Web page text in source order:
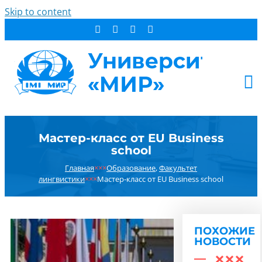
Skip to content
СТУДЕНТУ
ОБ УНИВЕРСИТЕТЕ
НОВОСТИ
РЕЗУЛЬТАТ ПОИСКА:
Мастер-класс от EU Business
school
Главная×××Образование,Факультет
лингвистики×××Мастер-класс от EU Business school
ПОХОЖИЕ
НОВОСТИ